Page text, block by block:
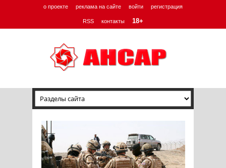
о проекте реклама на сайте войти регистрация
RSS контакты 18+